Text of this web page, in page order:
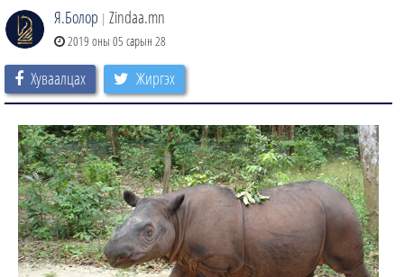
Я.Болор | Zindaa.mn
2019 оны 05 сарын 28
Хуваалцах Жиргэх